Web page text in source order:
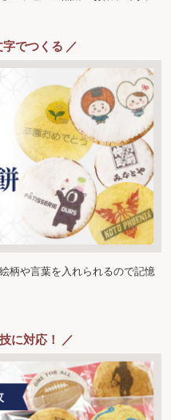
字でつくる ／
柄や言葉を入れられるので記憶
に対応！ ／